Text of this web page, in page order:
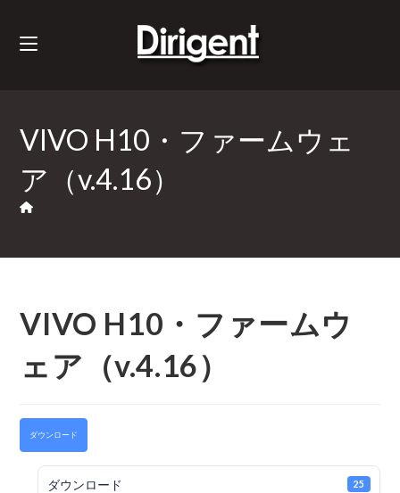
VIVO H10・ファームウェ
ア（v.4.16）
VIVO H10・ファームウ
ェア（v.4.16）
ダウンロード
ダウンロード 25